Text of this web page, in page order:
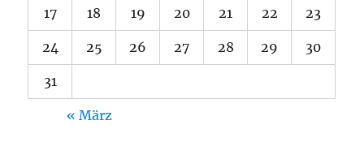
17 18 19 20 21 22 23
24 25 26 27 28 29 30
31
« März